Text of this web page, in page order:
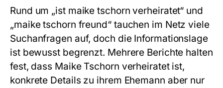
Rund um „ist maike tschorn verheiratet“ und
„maike tschorn freund“ tauchen im Netz viele
Suchanfragen auf, doch die Informationslage
ist bewusst begrenzt. Mehrere Berichte halten
fest, dass Maike Tschorn verheiratet ist,
konkrete Details zu ihrem Ehemann aber nur